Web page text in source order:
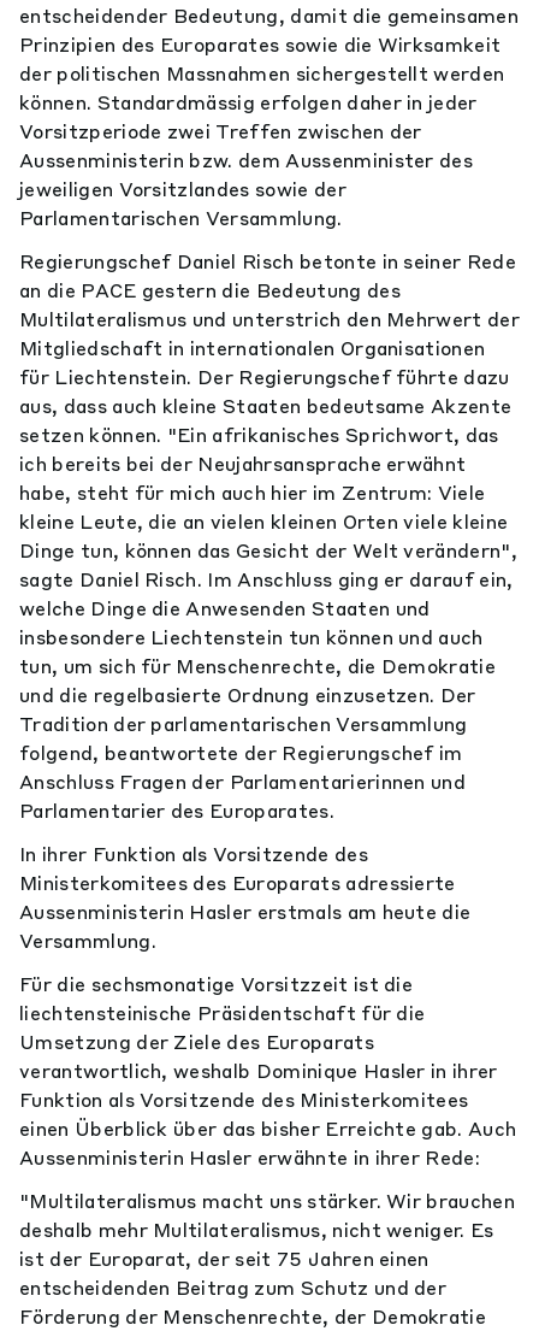
entscheidender Bedeutung, damit die gemeinsamen
Prinzipien des Europarates sowie die Wirksamkeit
der politischen Massnahmen sichergestellt werden
können. Standardmässig erfolgen daher in jeder
Vorsitzperiode zwei Treffen zwischen der
Aussenministerin bzw. dem Aussenminister des
jeweiligen Vorsitzlandes sowie der
Parlamentarischen Versammlung.
Regierungschef Daniel Risch betonte in seiner Rede
an die PACE gestern die Bedeutung des
Multilateralismus und unterstrich den Mehrwert der
Mitgliedschaft in internationalen Organisationen
für Liechtenstein. Der Regierungschef führte dazu
aus, dass auch kleine Staaten bedeutsame Akzente
setzen können. "Ein afrikanisches Sprichwort, das
ich bereits bei der Neujahrsansprache erwähnt
habe, steht für mich auch hier im Zentrum: Viele
kleine Leute, die an vielen kleinen Orten viele kleine
Dinge tun, können das Gesicht der Welt verändern",
sagte Daniel Risch. Im Anschluss ging er darauf ein,
welche Dinge die Anwesenden Staaten und
insbesondere Liechtenstein tun können und auch
tun, um sich für Menschenrechte, die Demokratie
und die regelbasierte Ordnung einzusetzen. Der
Tradition der parlamentarischen Versammlung
folgend, beantwortete der Regierungschef im
Anschluss Fragen der Parlamentarierinnen und
Parlamentarier des Europarates.
In ihrer Funktion als Vorsitzende des
Ministerkomitees des Europarats adressierte
Aussenministerin Hasler erstmals am heute die
Versammlung.
Für die sechsmonatige Vorsitzzeit ist die
liechtensteinische Präsidentschaft für die
Umsetzung der Ziele des Europarats
verantwortlich, weshalb Dominique Hasler in ihrer
Funktion als Vorsitzende des Ministerkomitees
einen Überblick über das bisher Erreichte gab. Auch
Aussenministerin Hasler erwähnte in ihrer Rede:
"Multilateralismus macht uns stärker. Wir brauchen
deshalb mehr Multilateralismus, nicht weniger. Es
ist der Europarat, der seit 75 Jahren einen
entscheidenden Beitrag zum Schutz und der
Förderung der Menschenrechte, der Demokratie